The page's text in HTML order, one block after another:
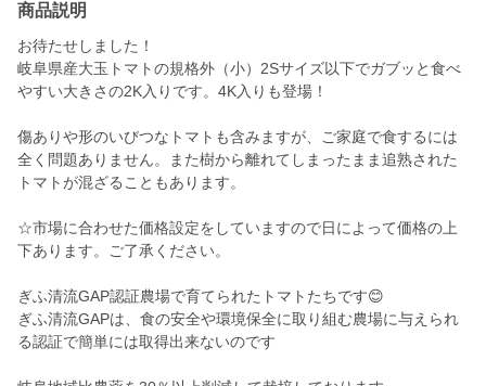
商品説明
お待たせしました！
岐阜県産大玉トマトの規格外（小）2Sサイズ以下でガブッと食べ
やすい大きさの2K入りです。4K入りも登場！
傷ありや形のいびつなトマトも含みますが、ご家庭で食するには
全く問題ありません。また樹から離れてしまったまま追熟された
トマトが混ざることもあります。
☆市場に合わせた価格設定をしていますので日によって価格の上
下あります。ご了承ください。
ぎふ清流GAP認証農場で育てられたトマトたちです😊
ぎふ清流GAPは、食の安全や環境保全に取り組む農場に与えられ
る認証で簡単には取得出来ないのです